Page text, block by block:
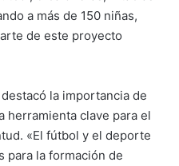
a más de 150 niñas,
de este proyecto
la importancia de
herramienta clave para el
«El fútbol y el deporte
para la formación de